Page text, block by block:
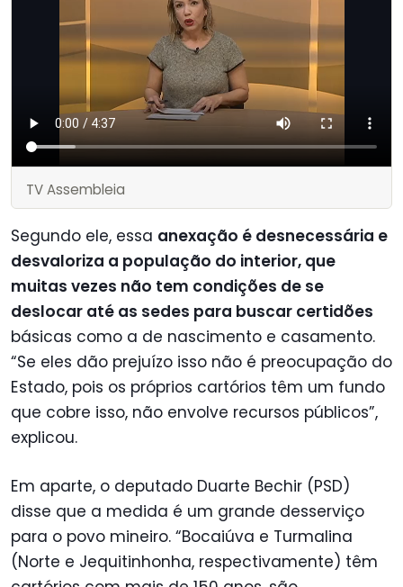
TV Assembleia
Segundo ele, essa anexação é desnecessária e
desvaloriza a população do interior, que
muitas vezes não tem condições de se
deslocar até as sedes para buscar certidões
básicas como a de nascimento e casamento.
“Se eles dão prejuízo isso não é preocupação do
Estado, pois os próprios cartórios têm um fundo
que cobre isso, não envolve recursos públicos”,
explicou.
Em aparte, o deputado Duarte Bechir (PSD)
disse que a medida é um grande desserviço
para o povo mineiro. “Bocaiúva e Turmalina
(Norte e Jequitinhonha, respectivamente) têm